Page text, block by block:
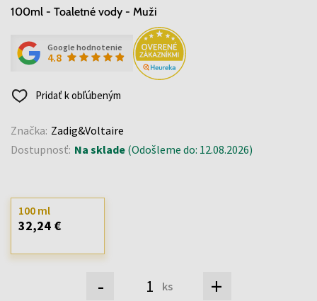
100ml - Toaletné vody - Muži
Google hodnotenie
4.8
Pridať k obľúbeným
Značka: Zadig&Voltaire
Dostupnosť: Na sklade (Odošleme do: 12.08.2026)
- ks +
100 ml
32,24 €